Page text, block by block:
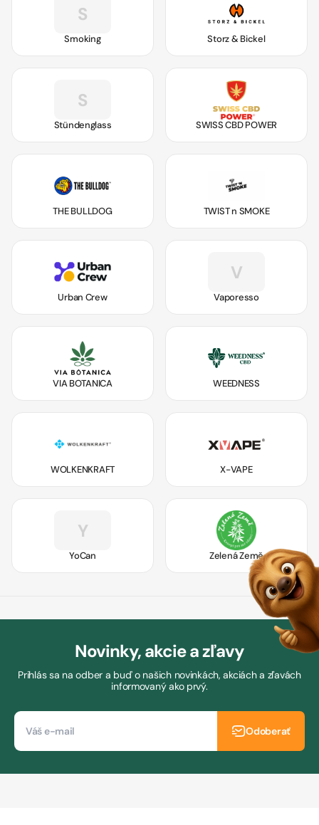
S
Smoking Storz & Bickel
S
Stündenglass SWISS CBD POWER
THE BULLDOG TWIST n SMOKE
Urban Crew
V
Vaporesso
VIA BOTANICA WEEDNESS
WOLKENKRAFT X-VAPE
Y
YoCan Zelená Země
Novinky, akcie a zľavy
Prihlás sa na odber a buď o našich novinkách, akciách a zľavách
informovaný ako prvý.
Odoberať